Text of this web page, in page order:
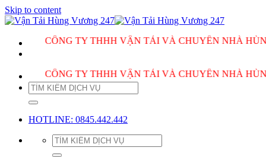
Skip to content
CÔNG TY THHH VẬN TẢI VÀ CHUYỂN NHÀ HÙNG
CÔNG TY THHH VẬN TẢI VÀ CHUYỂN NHÀ HÙNG
HOTLINE: 0845.442.442